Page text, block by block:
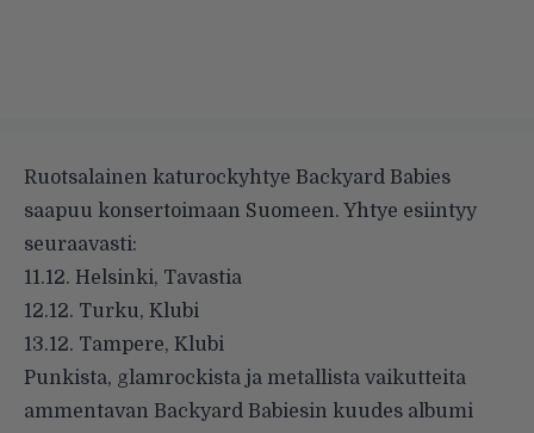
Ruotsalainen katurockyhtye Backyard Babies
saapuu konsertoimaan Suomeen. Yhtye esiintyy
seuraavasti:
11.12. Helsinki, Tavastia
12.12. Turku, Klubi
13.12. Tampere, Klubi
Punkista, glamrockista ja metallista vaikutteita
ammentavan Backyard Babiesin kuudes albumi